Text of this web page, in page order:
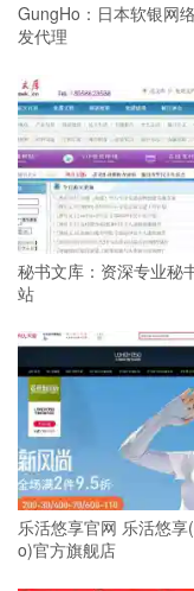
GungHo：日本软银网
发代理
秘书文库：资深专业秘
站
乐活悠享官网 乐活悠
o)官方旗舰店